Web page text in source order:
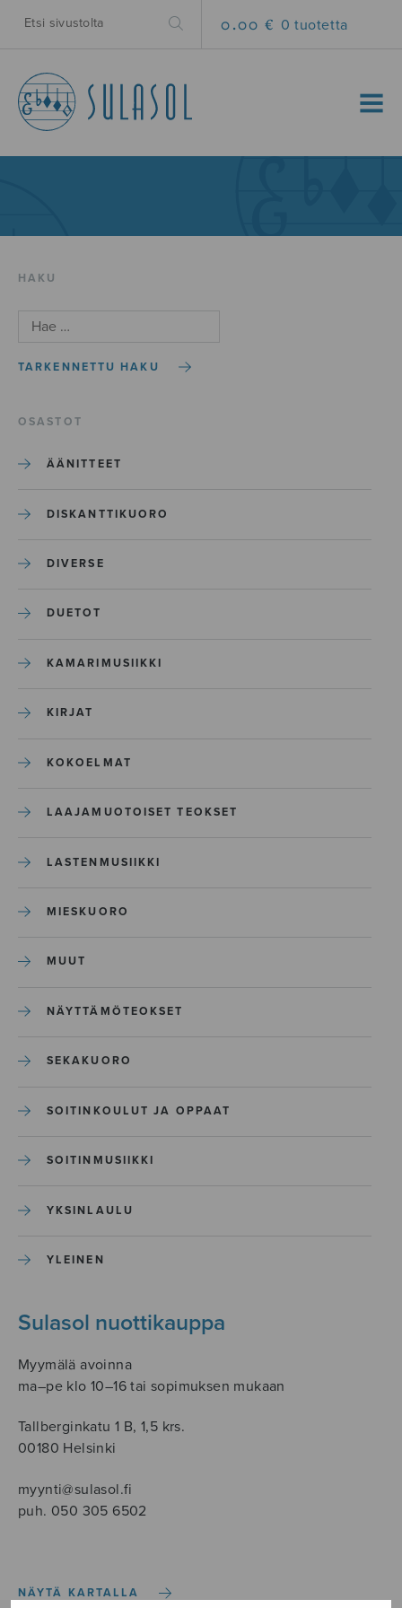
0.00 € 0 tuotetta
MENU
HAKU
TARKENNETTU HAKU
OSASTOT
ÄÄNITTEET
DISKANTTIKUORO
DIVERSE
DUETOT
KAMARIMUSIIKKI
KIRJAT
KOKOELMAT
LAAJAMUOTOISET TEOKSET
LASTENMUSIIKKI
MIESKUORO
MUUT
NÄYTTÄMÖTEOKSET
SEKAKUORO
SOITINKOULUT JA OPPAAT
SOITINMUSIIKKI
YKSINLAULU
YLEINEN
Sulasol nuottikauppa
Myymälä avoinna
ma–pe klo 10–16 tai sopimuksen mukaan
Tallberginkatu 1 B, 1,5 krs.
00180 Helsinki
myynti@sulasol.fi
puh. 050 305 6502
NÄYTÄ KARTALLA